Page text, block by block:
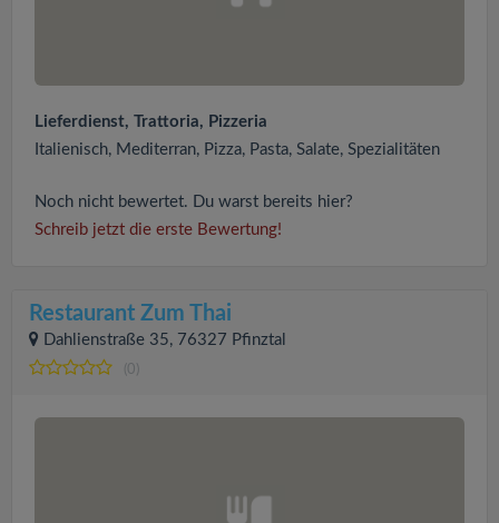
Lieferdienst, Trattoria, Pizzeria
Italienisch, Mediterran, Pizza, Pasta, Salate, Spezialitäten
Noch nicht bewertet. Du warst bereits hier?
Schreib jetzt die erste Bewertung!
Restaurant Zum Thai
Dahlienstraße 35, 76327 Pfinztal
(0)